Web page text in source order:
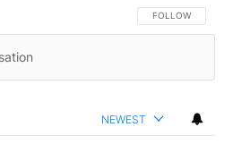
FOLLOW THIS
FOLLOW
NEWEST